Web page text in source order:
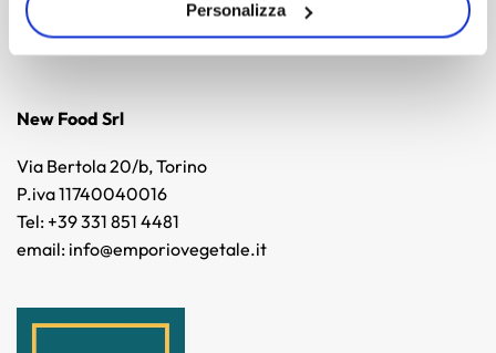
Personalizza
Traccia il mio ordine
Erogazioni Pubbliche
New Food Srl
Via Bertola 20/b, Torino
P.iva 11740040016
Tel: +39 331 851 4481
email: info@emporiovegetale.it